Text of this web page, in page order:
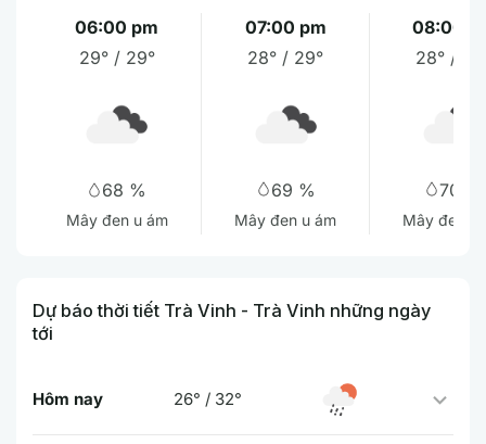
06:00 pm
29° / 29°
68 %
Mây đen u ám
07:00 pm
28° / 29°
69 %
Mây đen u ám
08:00
28° /
70 %
Mây đen u
Dự báo thời tiết Trà Vinh - Trà Vinh những ngày
tới
Hôm nay 26° / 32°